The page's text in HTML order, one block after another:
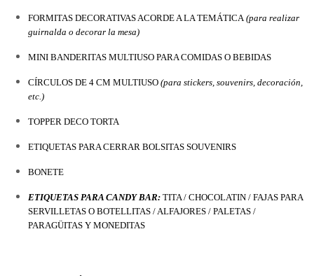
FORMITAS DECORATIVAS ACORDE A LA TEMÁTICA (para realizar
guirnalda o decorar la mesa)
MINI BANDERITAS MULTIUSO PARA COMIDAS O BEBIDAS
CÍRCULOS DE 4 CM MULTIUSO (para stickers, souvenirs, decoración,
etc.)
TOPPER DECO TORTA
ETIQUETAS PARA CERRAR BOLSITAS SOUVENIRS
BONETE
ETIQUETAS PARA CANDY BAR: TITA / CHOCOLATIN / FAJAS PARA
SERVILLETAS O BOTELLITAS / ALFAJORES / PALETAS /
PARAGÜITAS Y MONEDITAS